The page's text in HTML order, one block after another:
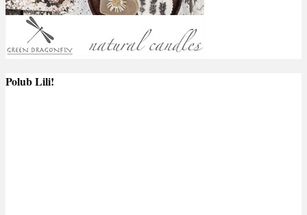
Polub Lili!